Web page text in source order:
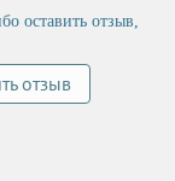
оставить отзыв,
отзыв